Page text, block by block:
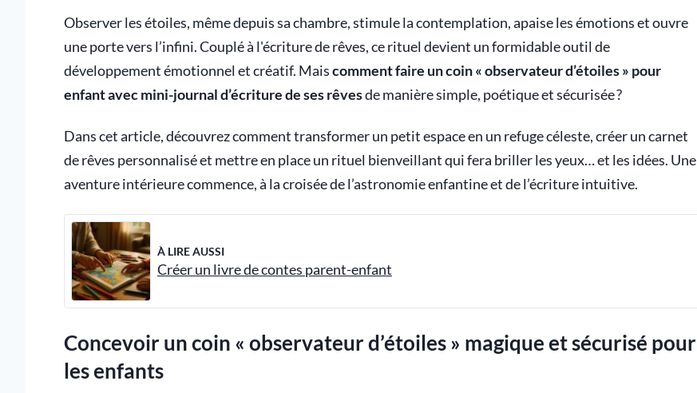
Observer les étoiles, même depuis sa chambre, stimule la contemplation, apaise les émotions et ouvre
une porte vers l’infini. Couplé à l'écriture de rêves, ce rituel devient un formidable outil de
développement émotionnel et créatif. Maiscomment faire un coin « observateur d’étoiles » pour
enfant avec mini-journal d’écriture de ses rêvesde manière simple, poétique et sécurisée ?
Dans cet article, découvrez comment transformer un petit espace en un refuge céleste, créer un carnet
de rêves personnalisé et mettre en place un rituel bienveillant qui fera briller les yeux… et les idées. Une
aventure intérieure commence, à la croisée de l’astronomie enfantine et de l’écriture intuitive.
À LIRE AUSSI
Créer un livre de contes parent-enfant
Concevoir un coin « observateur d’étoiles » magique et sécurisé pour
les enfants